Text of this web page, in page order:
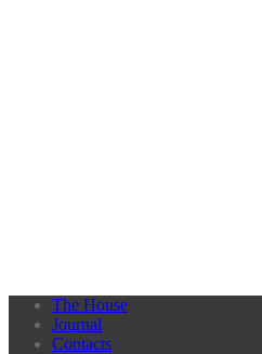
The House
Journal
Contacts